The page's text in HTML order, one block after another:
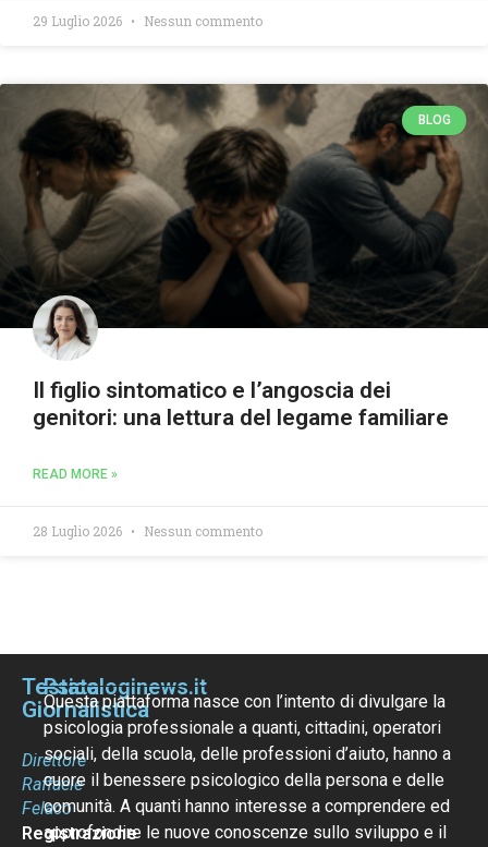
29 Luglio 2026 Nessun commento
BLOG
Il figlio sintomatico e l’angoscia dei
genitori: una lettura del legame familiare
READ MORE »
28 Luglio 2026 Nessun commento
Testata
Giornalistica
Direttore
Raffaele
Felaco
Registrazione
Psicologinews.it
Questa piattaforma nasce con l’intento di divulgare la
psicologia professionale a quanti, cittadini, operatori
sociali, della scuola, delle professioni d’aiuto, hanno a
cuore il benessere psicologico della persona e delle
comunità. A quanti hanno interesse a comprendere ed
approfondire le nuove conoscenze sullo sviluppo e il